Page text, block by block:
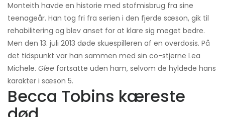
Monteith havde en historie med stofmisbrug fra sine
teenageår. Han tog fri fra serien i den fjerde sæson, gik til
rehabilitering og blev anset for at klare sig meget bedre.
Men den 13. juli 2013 døde skuespilleren af ​​en overdosis. På
det tidspunkt var han sammen med sin co-stjerne Lea
Michele. Glee fortsatte uden ham, selvom de hyldede hans
karakter i sæson 5.
Becca Tobins kæreste